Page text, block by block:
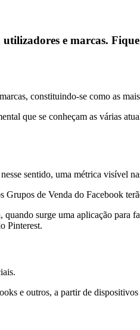
e marcas.
constituindo-se como as
que se conheçam as várias
sentido, uma métrica visível
de Venda do Facebook
surge uma aplicação para
Pinterest.
e outros, a partir de